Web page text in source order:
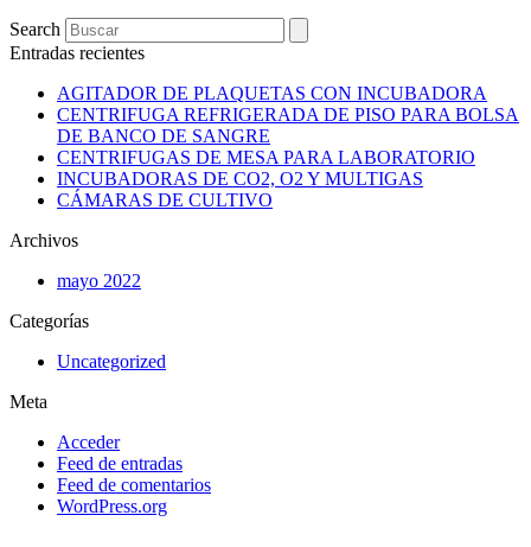
Search
Entradas recientes
AGITADOR DE PLAQUETAS CON INCUBADORA
CENTRIFUGA REFRIGERADA DE PISO PARA BOLSA
DE BANCO DE SANGRE
CENTRIFUGAS DE MESA PARA LABORATORIO
INCUBADORAS DE CO2, O2 Y MULTIGAS
CÁMARAS DE CULTIVO
Archivos
mayo 2022
Categorías
Uncategorized
Meta
Acceder
Feed de entradas
Feed de comentarios
WordPress.org